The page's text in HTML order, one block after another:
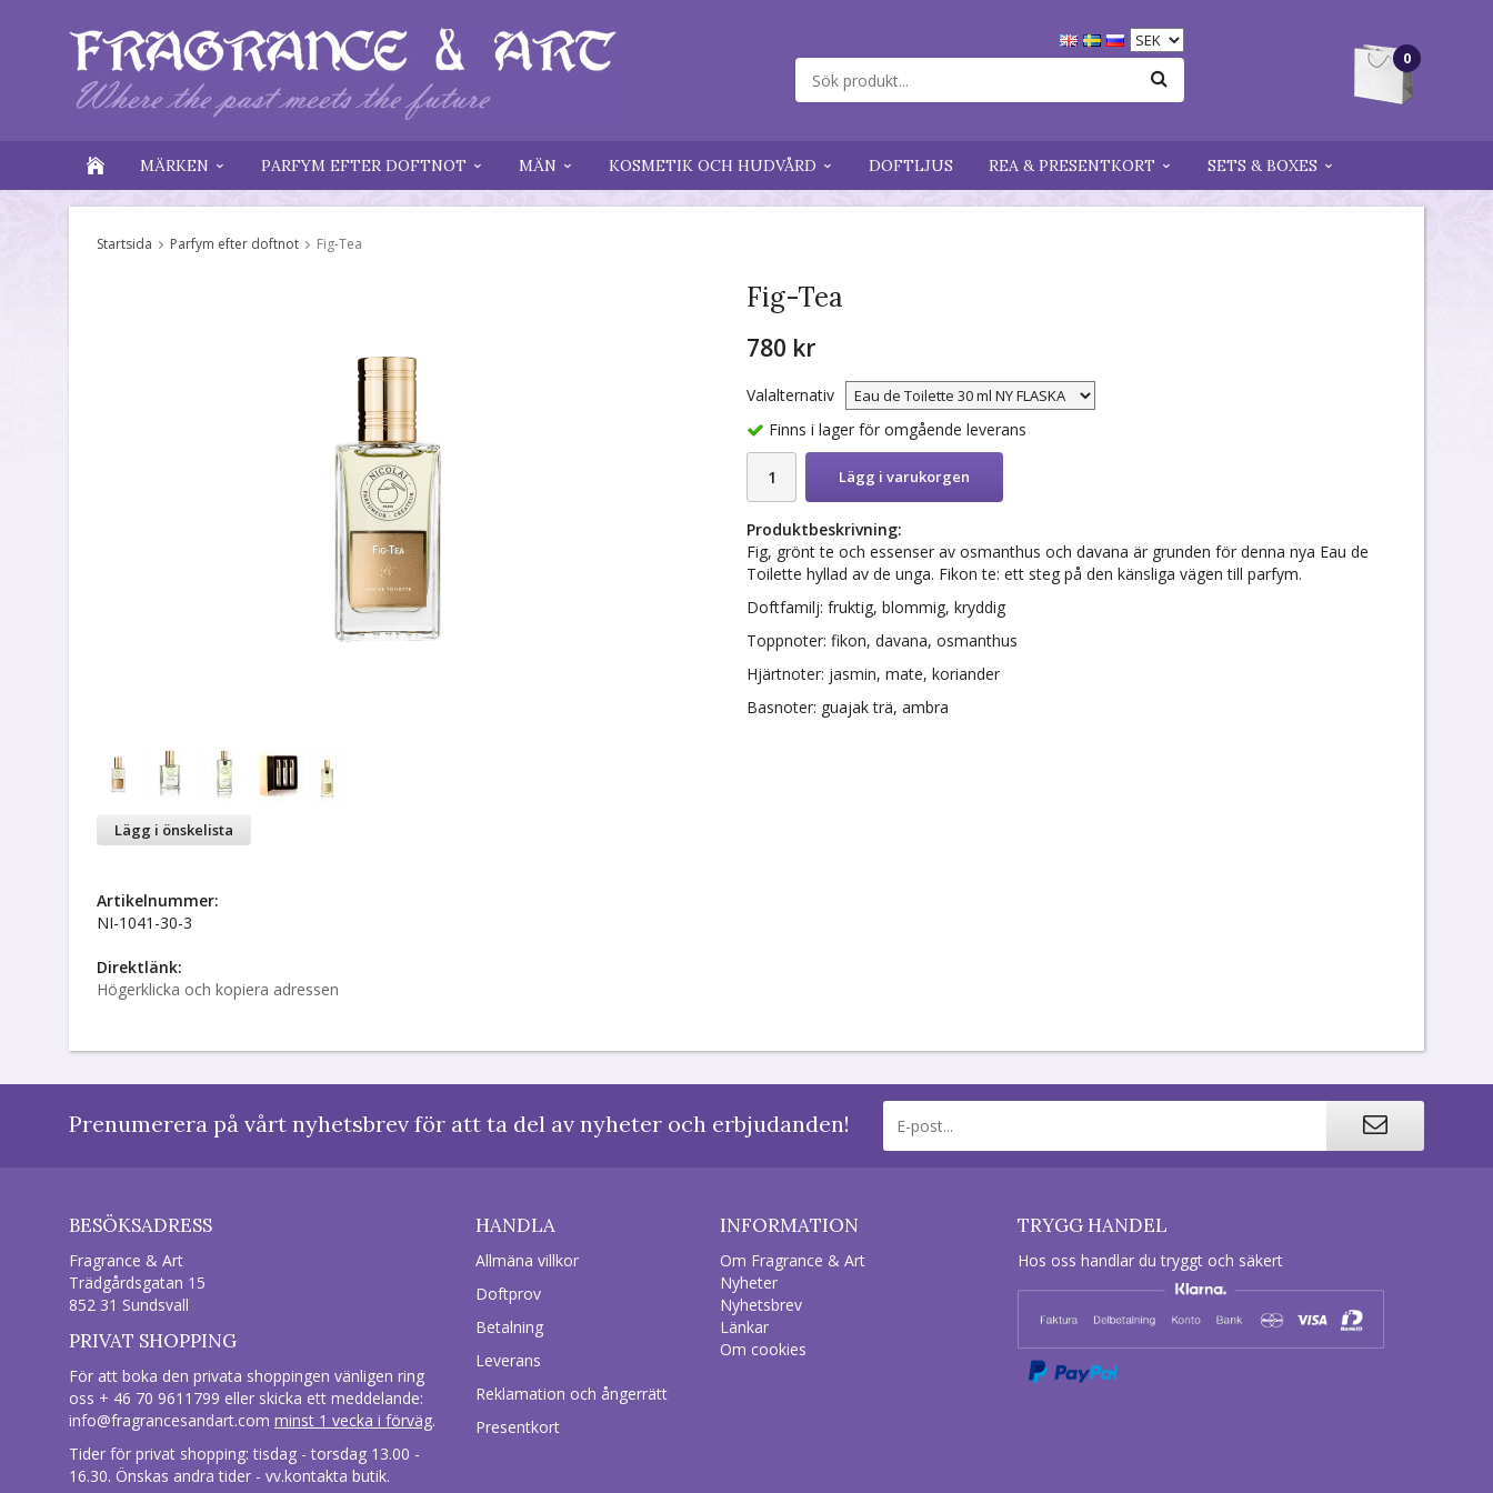
0
MÄRKEN PARFYM EFTER DOFTNOT MÄN KOSMETIK OCH HUDVÅRD DOFTLJUS REA & PRESENTKORT SETS & BOXES
Startsida Parfym efter doftnot Fig-Tea
Fig-Tea
780 kr
Valalternativ
Finns i lager för omgående leverans
Lägg i varukorgen
Produktbeskrivning:
Fig, grönt te och essenser av osmanthus och davana är grunden för denna nya Eau de
Toilette hyllad av de unga. Fikon te: ett steg på den känsliga vägen till parfym.
Doftfamilj: fruktig, blommig, kryddig
Toppnoter: fikon, davana, osmanthus
Hjärtnoter: jasmin, mate, koriander
Basnoter: guajak trä, ambra
Lägg i önskelista
Artikelnummer:
NI-1041-30-3
Direktlänk:
Högerklicka och kopiera adressen
Prenumerera på vårt nyhetsbrev för att ta del av nyheter och erbjudanden!
BESÖKSADRESS
Fragrance & Art
Trädgårdsgatan 15
852 31 Sundsvall
PRIVAT SHOPPING
För att boka den privata shoppingen vänligen ring
oss + 46 70 9611799 eller skicka ett meddelande:
info@fragrancesandart.com minst 1 vecka i förväg.
Tider för privat shopping: tisdag - torsdag 13.00 -
16.30. Önskas andra tider - vv.kontakta butik.
HANDLA
Allmäna villkor
Doftprov
Betalning
Leverans
Reklamation och ångerrätt
Presentkort
INFORMATION
Om Fragrance & Art
Nyheter
Nyhetsbrev
Länkar
Om cookies
TRYGG HANDEL
Hos oss handlar du tryggt och säkert